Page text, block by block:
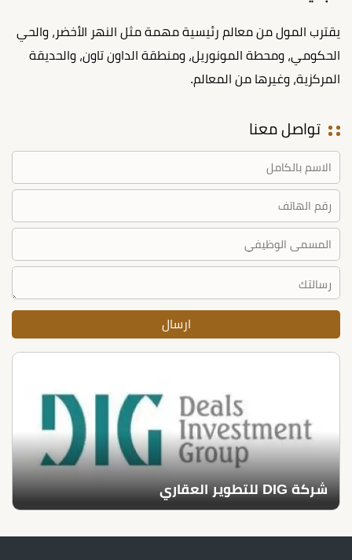
يقترب المول من معالم رئيسية مهمة مثل النهر الأخضر، والحي
الحكومي، ومحطة المونوريل، ومنطقة الداون تاون، والحديقة
المركزية، وغيرها من المعالم.
تواصل معنا
شركة DIG للتطوير العقاري